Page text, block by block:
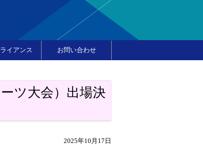
イアンス お問い合わせ
ツ大会）出場決
2025年10月17日